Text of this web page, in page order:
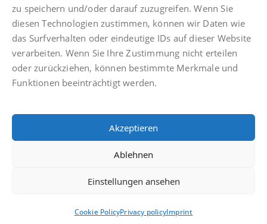
zu speichern und/oder darauf zuzugreifen. Wenn Sie
diesen Technologien zustimmen, können wir Daten wie
das Surfverhalten oder eindeutige IDs auf dieser Website
verarbeiten. Wenn Sie Ihre Zustimmung nicht erteilen
oder zurückziehen, können bestimmte Merkmale und
Funktionen beeinträchtigt werden.
Akzeptieren
Ablehnen
Einstellungen ansehen
Cookie PolicyPrivacy policyImprint
Imprint
Privacy policy
Facebook
© Finkbeiner & Druckenbrodt Rechtsanwälte PartGmbB